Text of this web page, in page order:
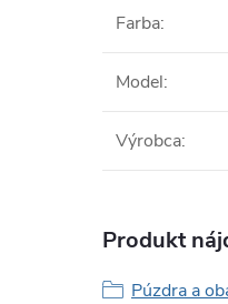
Farba:
Model:
Výrobca:
Produkt
Púzdra a